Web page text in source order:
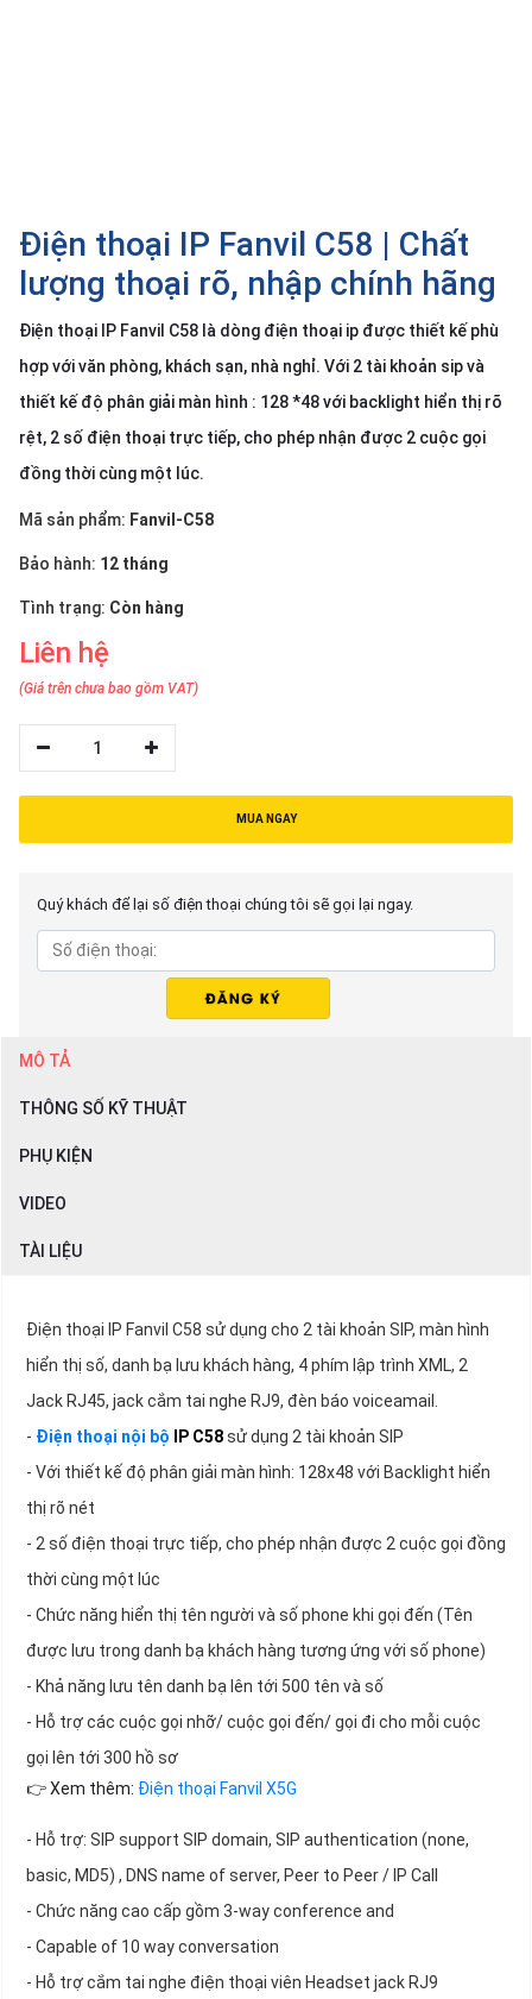
Điện thoại IP Fanvil C58 | Chất
lượng thoại rõ, nhập chính hãng
Điện thoại IP Fanvil C58 là dòng điện thoại ip được thiết kế phù
hợp với văn phòng, khách sạn, nhà nghỉ. Với 2 tài khoản sip và
thiết kế độ phân giải màn hình : 128 *48 với backlight hiển thị rõ
rệt, 2 số điện thoại trực tiếp, cho phép nhận được 2 cuộc gọi
đồng thời cùng một lúc.
Mã sản phẩm: Fanvil-C58
Bảo hành: 12 tháng
Tình trạng: Còn hàng
Liên hệ
(Giá trên chưa bao gồm VAT)
1
MUA NGAY
Quý khách để lại số điện thoại chúng tôi sẽ gọi lại ngay.
MÔ TẢ
THÔNG SỐ KỸ THUẬT
PHỤ KIỆN
VIDEO
TÀI LIỆU
Điện thoại IP Fanvil C58 sử dụng cho 2 tài khoản SIP, màn hình
hiển thị số, danh bạ lưu khách hàng, 4 phím lập trình XML, 2
Jack RJ45, jack cắm tai nghe RJ9, đèn báo voiceamail.
- Điện thoại nội bộ IP C58sử dụng 2 tài khoản SIP
- Với thiết kế độ phân giải màn hình: 128x48 với Backlight hiển
thị rõ nét
- 2 số điện thoại trực tiếp, cho phép nhận được 2 cuộc gọi đồng
thời cùng một lúc
- Chức năng hiển thị tên người và số phone khi gọi đến (Tên
được lưu trong danh bạ khách hàng tương ứng với số phone)
- Khả năng lưu tên danh bạ lên tới 500 tên và số
- Hỗ trợ các cuộc gọi nhỡ/ cuộc gọi đến/ gọi đi cho mỗi cuộc
gọi lên tới 300 hồ sơ
👉 Xem thêm: Điện thoại Fanvil X5G
- Hỗ trợ: SIP support SIP domain, SIP authentication (none,
basic, MD5) , DNS name of server, Peer to Peer / IP Call
- Chức năng cao cấp gồm 3-way conference and
- Capable of 10 way conversation
- Hỗ trợ cắm tai nghe điện thoại viên Headset jack RJ9
pháp
Dịch
vụ
Hỗ
Tin
hệ
Giới
NGÔN
Tiếng
English